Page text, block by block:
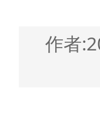
作者